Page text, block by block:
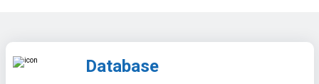
Database